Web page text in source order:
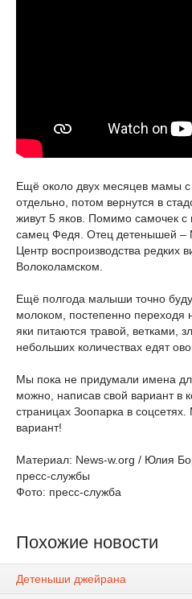
Ещё около двух месяцев мамы
отдельно, потом вернутся в
живут 5 яков. Помимо самочек
самец Федя. Отец детенышей –
Центр воспроизводства редких
Волоколамском.
Ещё полгода малыши точно
молоком, постепенно переходя
яки питаются травой, ветками,
небольших количествах едят
Мы пока не придумали имена
можно, написав свой вариант в
страницах Зоопарка в
вариант!
Материал: News-w.org / Юлия
пресс-службы
Фото: пресс-служба
Похожие новости
Детеныши джейрана